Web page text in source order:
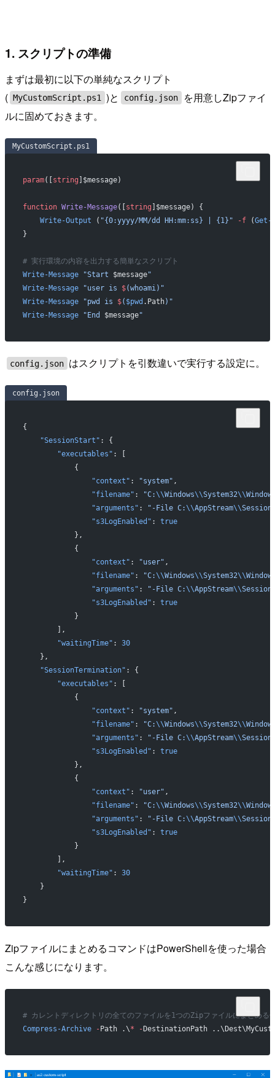
1. スクリプトの準備
まずは最初に以下の単純なスクリプト
( MyCustomScript.ps1 )と config.json
を用意しZipファイ
ルに固めておきます。
MyCustomScript.ps1
param([string]$message)
function Write-Message([string]$message) {
    Write-Output
( "{0:yyyy/MM/dd HH:mm:ss} | {1}" -f (Get-
}
# 実行環境の内容を出力する簡単なスクリプト
Write-Message "Start $message"
Write-Message "user is $(whoami) "
Write-Message "pwd is $( $pwd .Path) "
Write-Message "End $message"
config.json はスクリプトを引数違いで実行する設定に。
config.json
{
    "SessionStart"
: {
        "executables"
: [
            {
                "context"
: "system" ,
                "filename"
: "C:\\Windows\\System32\\
                "arguments"
: "-File C:\\AppStream\\
                "s3LogEnabled"
: true
            },
            {
                "context"
: "user" ,
                "filename"
: "C:\\Windows\\System32\\
                "arguments"
: "-File C:\\AppStream\\
                "s3LogEnabled"
: true
            }
        ],
        "waitingTime"
: 30
    },
    "SessionTermination"
: {
        "executables"
: [
            {
                "context"
: "system" ,
                "filename"
: "C:\\Windows\\System32\\
                "arguments"
: "-File C:\\AppStream\\
                "s3LogEnabled"
: true
            },
            {
                "context"
: "user" ,
                "filename"
: "C:\\Windows\\System32\\
                "arguments"
: "-File C:\\AppStream\\
                "s3LogEnabled"
: true
            }
        ],
        "waitingTime"
: 30
    }
}
ZipファイルにまとめるコマンドはPowerShellを使った場合
こんな感じになります。
# カレントディレクトリの全てのファイルを1つのZipファイルにまとめる
Compress-Archive -Path .\* -DestinationPath